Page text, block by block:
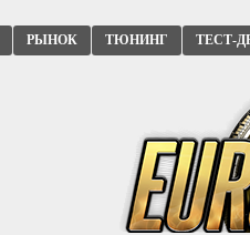
РЫНОК ТЮНИНГ ТЕСТ-